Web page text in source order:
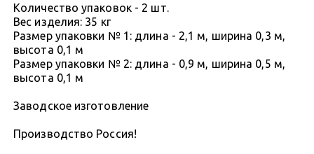
Количество упаковок - 2 шт.
Вес изделия: 35 кг
Размер упаковки № 1: длина - 2,1 м, ширина 0,3 м,
высота 0,1 м
Размер упаковки № 2: длина - 0,9 м, ширина 0,5 м,
высота 0,1 м
Заводское изготовление
Производство Россия!